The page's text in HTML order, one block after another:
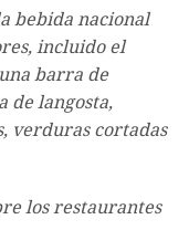
bebida nacional
incluido el
barra de
de langosta,
verduras cortadas
los restaurantes